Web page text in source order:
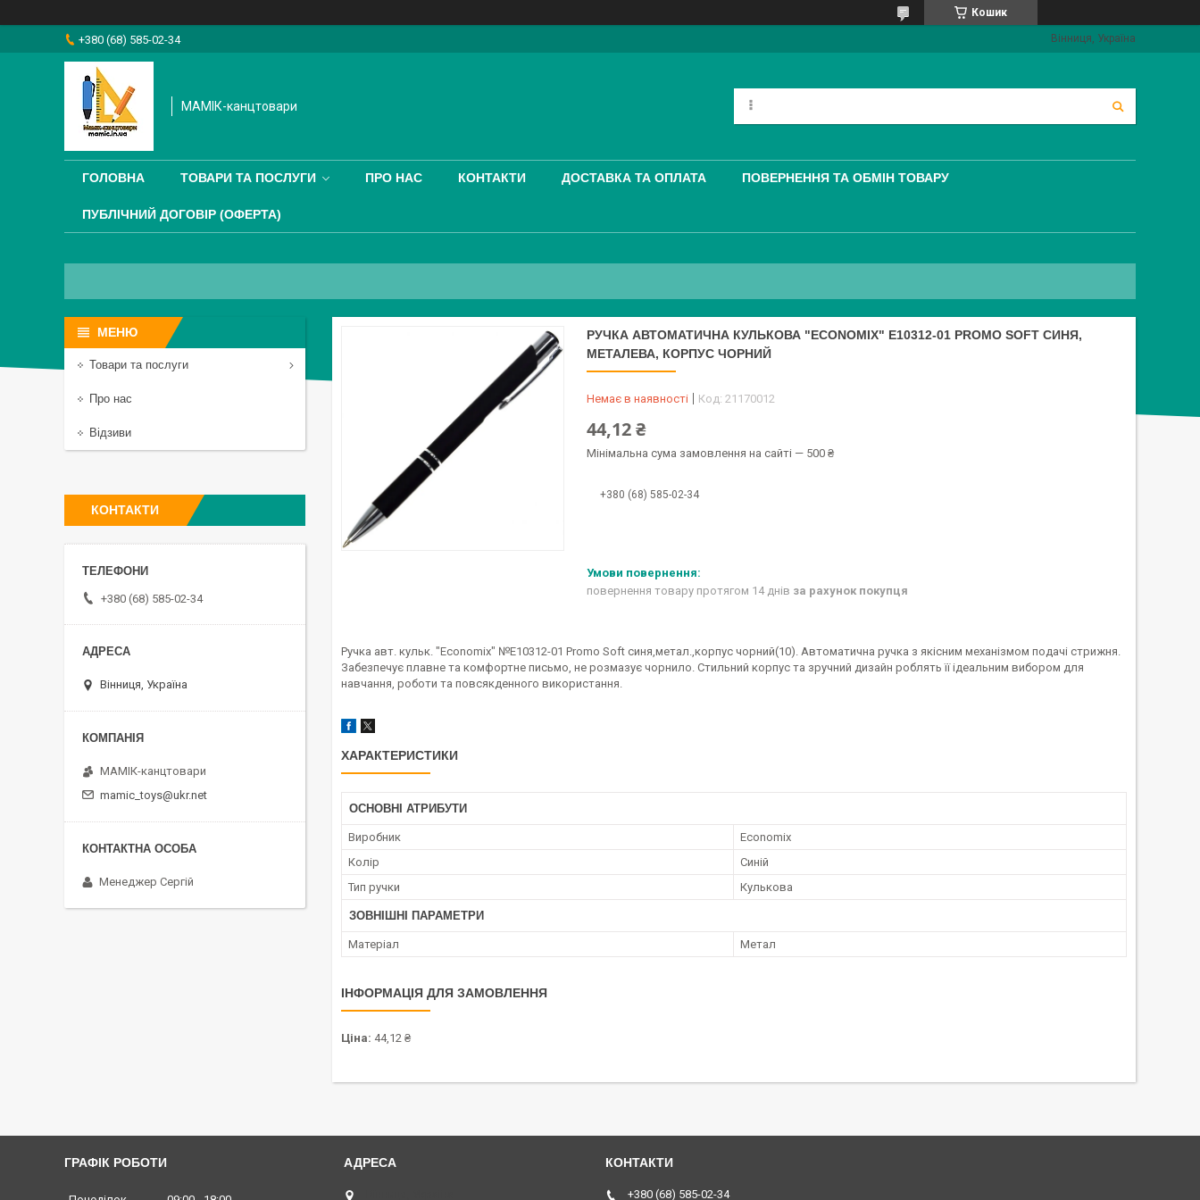
Кошик
+380 (68) 585-02-34 Вінниця, Україна
МАМІК-канцтовари
ГОЛОВНА ТОВАРИ ТА ПОСЛУГИ ПРО НАС КОНТАКТИ ДОСТАВКА ТА ОПЛАТА ПОВЕРНЕННЯ ТА ОБМІН ТОВАРУ
ПУБЛІЧНИЙ ДОГОВІР (ОФЕРТА)
РУЧКА АВТОМАТИЧНА КУЛЬКОВА "ECONOMIX" E10312-01 PROMO SOFT СИНЯ,
МЕТАЛЕВА, КОРПУС ЧОРНИЙ
Немає в наявності Код: 21170012
44,12 ₴
Мінімальна сума замовлення на сайті — 500 ₴
+380 (68) 585-02-34
повернення товару протягом 14 днів за рахунок покупця
Ручка авт. кульк. "Economix" №E10312-01 Promo Soft синя,метал.,корпус чорний(10). Автоматична ручка з якісним механізмом подачі стрижня.
Забезпечує плавне та комфортне письмо, не розмазує чорнило. Стильний корпус та зручний дизайн роблять її ідеальним вибором для
навчання, роботи та повсякденного використання.
ХАРАКТЕРИСТИКИ
ОСНОВНІ АТРИБУТИ
Виробник
Economix
Колір
Синій
Тип ручки
Кулькова
ЗОВНІШНІ ПАРАМЕТРИ
Матеріал Метал
ІНФОРМАЦІЯ ДЛЯ ЗАМОВЛЕННЯ
Ціна: 44,12 ₴
Товари та послуги
Про нас
Відзиви
КОНТАКТИ
+380 (68) 585-02-34
Вінниця, Україна
МАМІК-канцтовари
mamic_toys@ukr.net
Менеджер Сергій
ГРАФІК РОБОТИ
+380 (68) 585-02-34